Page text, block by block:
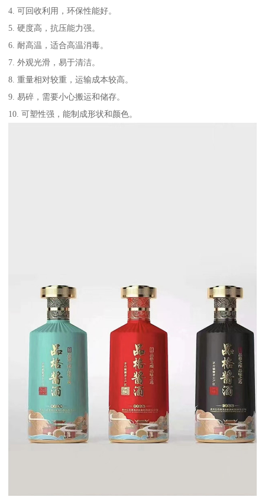
4. 可回收利用，环保性能好。
5. 硬度高，抗压能力强。
6. 耐高温，适合高温消毒。
7. 外观光滑，易于清洁。
8. 重量相对较重，运输成本较高。
9. 易碎，需要小心搬运和储存。
10. 可塑性强，能制成形状和颜色。